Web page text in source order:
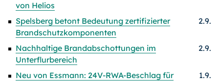
von Helios
Spelsberg betont Bedeutung zertifizierter
Brandschutzkomponenten
2.9.
Nachhaltige Brandabschottungen im
Unterflurbereich
2.9.
Neu von Essmann: 24V-RWA-Beschlag für
1.9.